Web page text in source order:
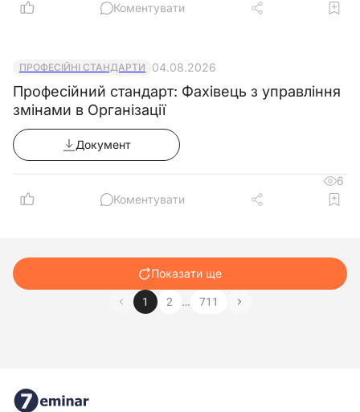
Коментувати
ПРОФЕСІЙНІ СТАНДАРТИ 04.08.2026
Професійний стандарт: Фахівець з управління
змінами в Організації
Документ
6
Коментувати
Показати ще
1 2 … 711